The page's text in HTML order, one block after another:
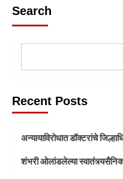
Search
Recent Posts
अन्यायाविरोधात डॉक्टरांचे
शंभरी ओलांडलेल्या